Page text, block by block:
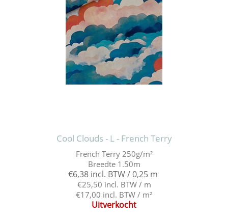
Cool Clouds - L - French Terry
French Terry 250g/m²
Breedte 1.50m
€6,38 incl. BTW / 0,25 m
€25,50 incl. BTW / m
€17,00 incl. BTW / m²
Uitverkocht